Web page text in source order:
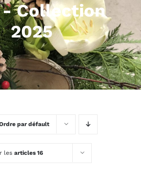
- Collection
2025
par défault
les articles 16